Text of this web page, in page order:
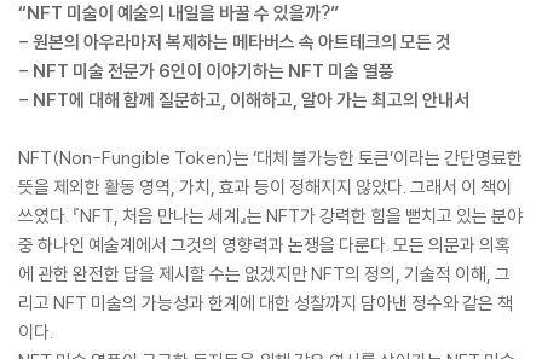
“NFT 미술이 예술의 내일을 바꿀 수 있을까?”
- 원본의 아우라마저 복제하는 메타버스 속 아트테크의 모든 것
- NFT 미술 전문가 6인이 이야기하는 NFT 미술 열풍
- NFT에 대해 함께 질문하고, 이해하고, 알아 가는 최고의 안내서
NFT(Non-Fungible Token)는 ‘대체 불가능한 토큰’이라는 간단명료한
뜻을 제외한 활동 영역, 가치, 효과 등이 정해지지 않았다. 그래서 이 책이
쓰였다. 『NFT, 처음 만나는 세계』는 NFT가 강력한 힘을 뻗치고 있는 분야
중 하나인 예술계에서 그것의 영향력과 논쟁을 다룬다. 모든 의문과 의혹
에 관한 완전한 답을 제시할 수는 없겠지만 NFT의 정의, 기술적 이해, 그
리고 NFT 미술의 가능성과 한계에 대한 성찰까지 담아낸 정수와 같은 책
이다.